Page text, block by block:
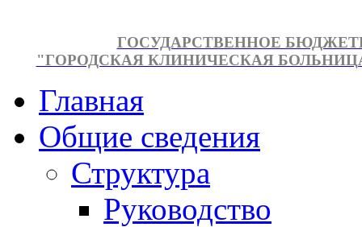
ГОСУДАРСТВЕННОЕ
"ГОРОДСКАЯ КЛИНИЧЕСКАЯ
Главная
Общие сведения
Структура
Руководство